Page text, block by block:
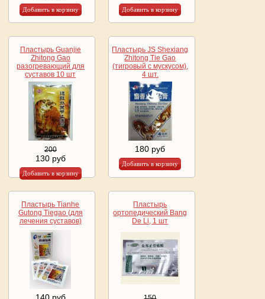
Пластырь Guanjie
Zhitong Gao
разогревающий для
суставов 10 шт
200
130 руб
Пластырь JS Shexiang
Zhitong Tie Gao
(тигровый с мускусом),
4 шт.
180 руб
Пластырь Tianhe
Gutong Tiegao (для
лечения суставов)
140 руб
Пластырь
ортопедический Bang
De Li, 1 шт
150